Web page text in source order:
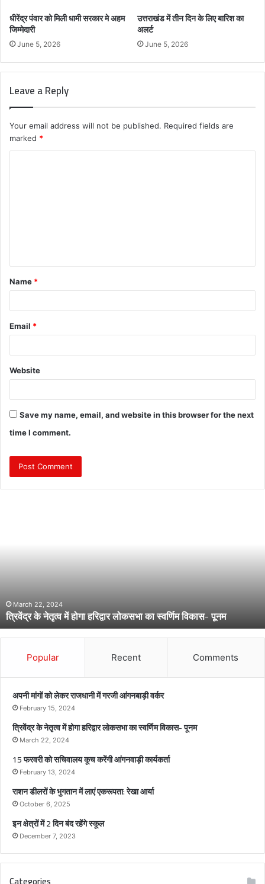
धीरेंद्र पंवार को मिली धामी सरकार मे अहम
जिम्मेदारी
June 5, 2026
उत्तराखंड में तीन दिन के लिए बारिश का
अलर्ट
June 5, 2026
Leave a Reply
Your email address will not be published. Required fields are
marked *
t
*
Name *
Email *
Website
Save my name, email, and website in this browser for the next
time I comment.
गा
ह
रि
लो
म
March 22, 2024
त्रिवेंद्र के नेतृत्व में होगा हरिद्वार लोकसभा का स्वर्णिम विकास- पूनम
Popular Recent Comments
अपनी मांगों को लेकर राजधानी में गरजी आंगनबाड़ी वर्कर
February 15, 2024
त्रिवेंद्र के नेतृत्व में होगा हरिद्वार लोकसभा का स्वर्णिम विकास- पूनम
March 22, 2024
15 फरवरी को सचिवालय कूच करेंगी आंगनवाड़ी कार्यकर्ता
February 13, 2024
राशन डीलरों के भुगतान में लाएं एकरूपता: रेखा आर्या
October 6, 2025
इन क्षेत्रों में 2 दिन बंद रहेंगे स्कूल
December 7, 2023